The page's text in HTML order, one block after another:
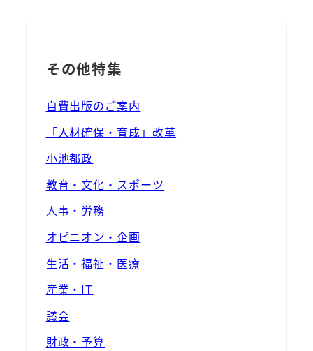
その他特集
自費出版のご案内
「人材確保・育成」改革
小池都政
教育・文化・スポーツ
人事・労務
オピニオン・企画
生活・福祉・医療
産業・IT
議会
財政・予算